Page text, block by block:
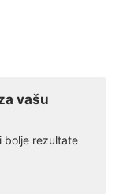
vašu
bolje rezultate